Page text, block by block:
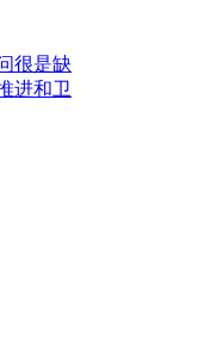
很是缺
进和卫